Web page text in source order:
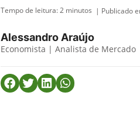
Tempo de leitura:2 minutos | Publicado
Alessandro Araújo
Economista | Analista de Mercado